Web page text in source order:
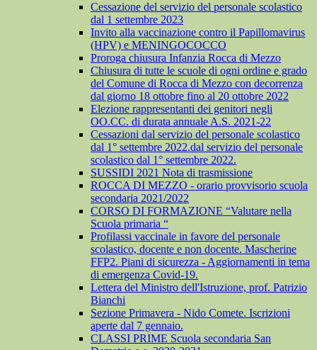
Cessazione del servizio del personale scolastico
dal 1 settembre 2023
Invito alla vaccinazione contro il Papillomavirus
(HPV) e MENINGOCOCCO
Proroga chiusura Infanzia Rocca di Mezzo
Chiusura di tutte le scuole di ogni ordine e grado
del Comune di Rocca di Mezzo con decorrenza
dal giorno 18 ottobre fino al 20 ottobre 2022
Elezione rappresentanti dei genitori negli
OO.CC. di durata annuale A.S. 2021-22
Cessazioni dal servizio del personale scolastico
dal 1° settembre 2022.dal servizio del personale
scolastico dal 1° settembre 2022.
SUSSIDI 2021 Nota di trasmissione
ROCCA DI MEZZO - orario provvisorio scuola
secondaria 2021/2022
CORSO DI FORMAZIONE “Valutare nella
Scuola primaria “
Profilassi vaccinale in favore del personale
scolastico, docente e non docente. Mascherine
FFP2. Piani di sicurezza - Aggiornamenti in tema
di emergenza Covid-19.
Lettera del Ministro dell'Istruzione, prof. Patrizio
Bianchi
Sezione Primavera - Nido Comete. Iscrizioni
aperte dal 7 gennaio.
CLASSI PRIME Scuola secondaria San